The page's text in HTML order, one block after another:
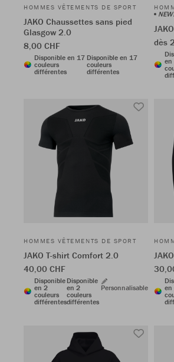
HOMMES VÊTEMENTS DE SPORT
JAKO Chaussettes sans pied
Glasgow 2.0
8,00 CHF
Disponible en 17
couleurs
différentes
Disponible en 17
couleurs
différentes
NEW!
dès
en
HOMMES VÊTEMENTS DE SPORT
JAKO T-shirt Comfort 2.0
40,00 CHF
Disponible
en 2
couleurs
différentes
Disponible
en 2
couleurs
différentes
Personnalisable
en